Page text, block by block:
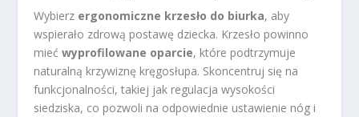
Wybierz ergonomiczne krzesło do biurka, aby
wspierało zdrową postawę dziecka. Krzesło powinno
miećwyprofilowane oparcie, które podtrzymuje
naturalną krzywiznę kręgosłupa. Skoncentruj się na
funkcjonalności, takiej jak regulacja wysokości
siedziska, co pozwoli na odpowiednie ustawienie nóg i